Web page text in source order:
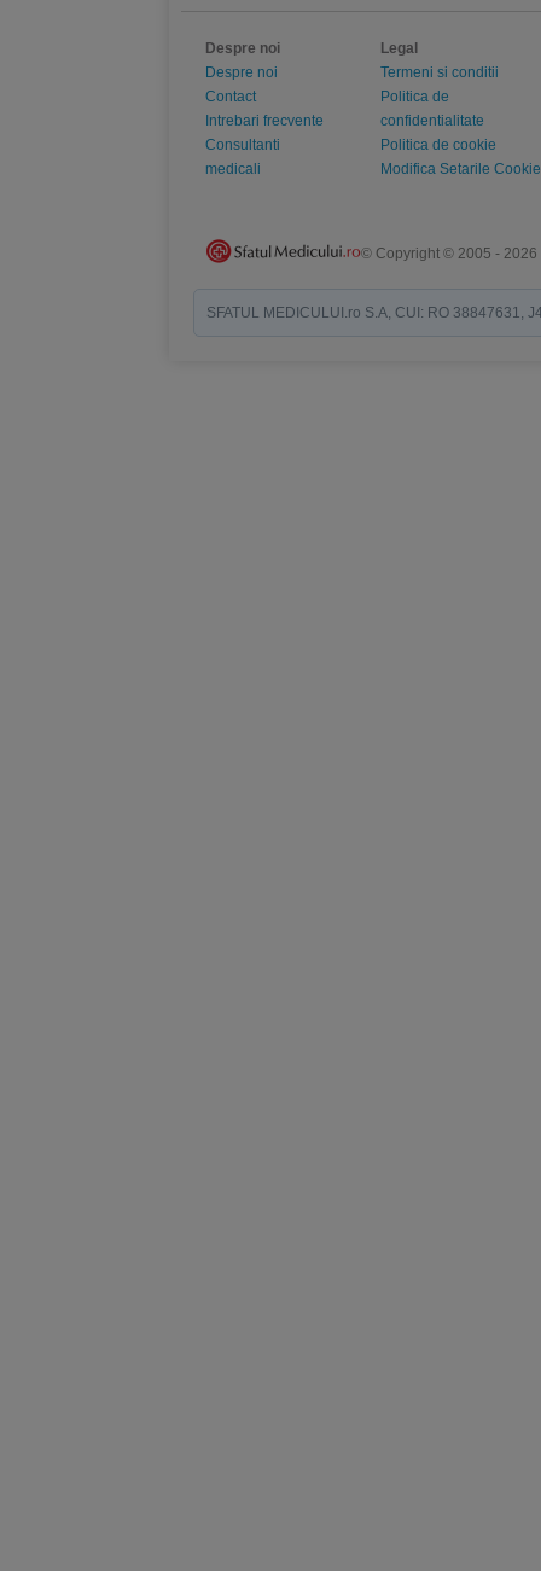
Despre noi
Despre noi
Contact
Intrebari frecvente
Consultanti
medicali
Legal
Termeni si conditii
Politica de
confidentialitate
Politica de cookie
Modifica Setarile Cookie
© Copyright © 2005 - 2026
SFATUL MEDICULUI.ro S.A, CUI: RO 38847631,